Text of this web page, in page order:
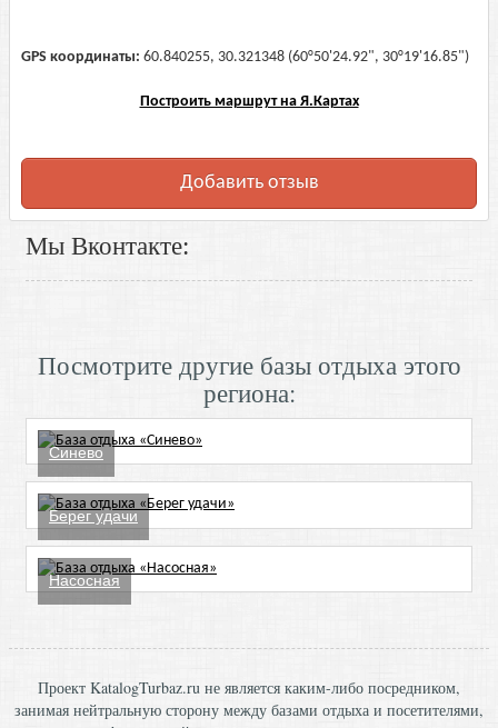
GPS координаты: 60.840255, 30.321348 (60°50'24.92", 30°19'16.85")
Построить маршрут на Я.Картах
Добавить отзыв
Мы Вконтакте:
Посмотрите другие базы отдыха этого
региона:
Синево
Берег удачи
Насосная
Проект KatalogTurbaz.ru не является каким-либо посредником,
занимая нейтральную сторону между базами отдыха и посетителями,